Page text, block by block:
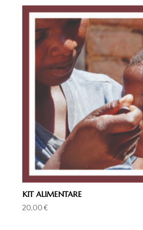
KIT ALIMENTARE
20,00€